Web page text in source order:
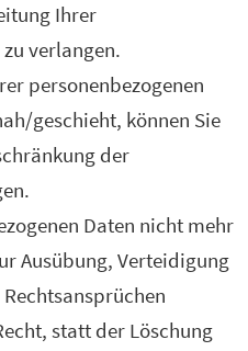
Ihrer
verlangen.
personenbezogenen
geschieht, können Sie
der
Daten nicht mehr
Ausübung, Verteidigung
statt der Löschung